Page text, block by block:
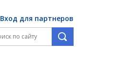
Вход для партнеров